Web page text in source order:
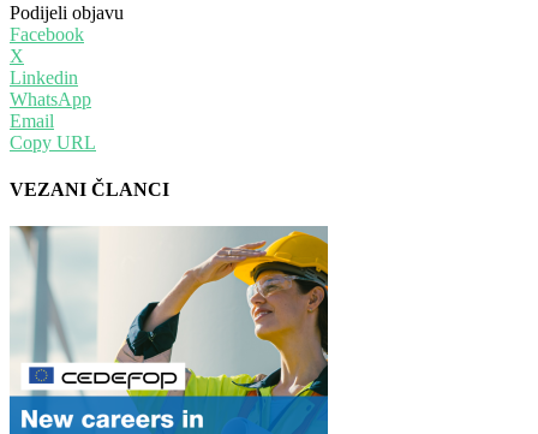
Podijeli objavu
Facebook
X
Linkedin
WhatsApp
Email
Copy URL
VEZANI ČLANCI